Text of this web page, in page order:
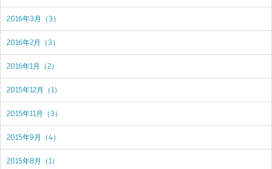
2016年3月（3）
2016年2月（3）
2016年1月（2）
2015年12月（1）
2015年11月（3）
2015年9月（4）
2015年8月（1）